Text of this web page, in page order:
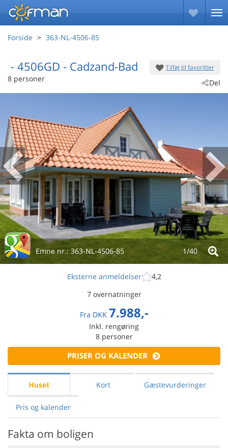
Forside 363-NL-4506-85
Tilføj til favoritter
Del
- 4506GD - Cadzand-Bad
8 personer
Emne nr.: 363-NL-4506-85 1/40
Eksterne anmeldelser
4,2
7 overnatninger
Fra DKK 7.988,-
Inkl. rengøring
8 personer
PRISER OG KALENDER
Huset Kort Gæstevurderinger
Pris og kalender
Fakta om boligen